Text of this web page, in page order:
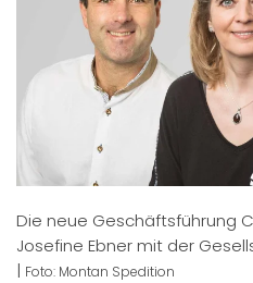
Die neue Geschäftsführung
Josefine Ebner mit der
| Foto: Montan Spedition